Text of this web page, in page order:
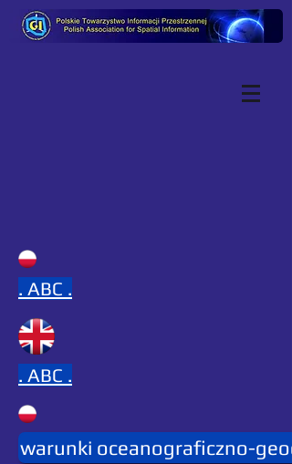
. ABC .
. ABC .
warunki oceanograficzno-